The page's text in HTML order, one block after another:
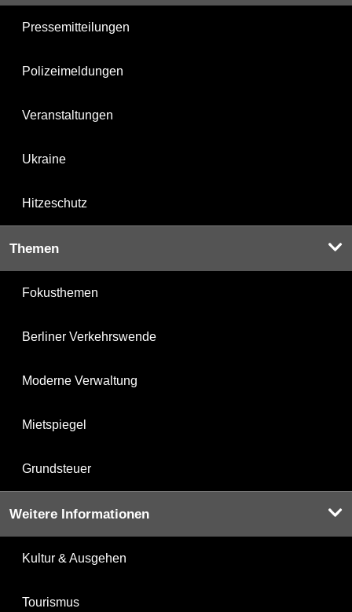
Pressemitteilungen
Polizeimeldungen
Veranstaltungen
Ukraine
Hitzeschutz
Themen
Fokusthemen
Berliner Verkehrswende
Moderne Verwaltung
Mietspiegel
Grundsteuer
Weitere Informationen
Kultur & Ausgehen
Tourismus